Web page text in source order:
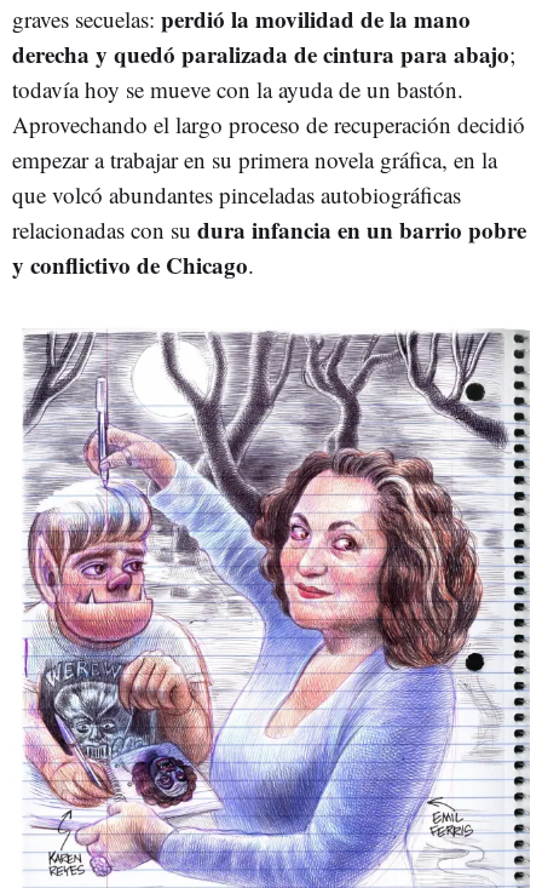
graves secuelas: perdió la movilidad de la mano
derecha y quedó paralizada de cintura para abajo;
todavía hoy se mueve con la ayuda de un bastón.
Aprovechando el largo proceso de recuperación decidió
empezar a trabajar en su primera novela gráfica, en la
que volcó abundantes pinceladas autobiográficas
relacionadas con su dura infancia en un barrio pobre
y conflictivo de Chicago.